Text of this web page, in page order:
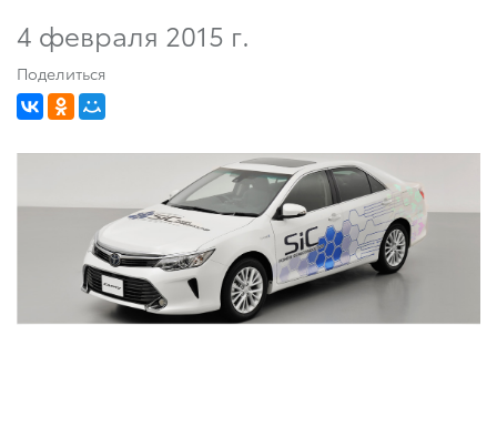
4 февраля 2015 г.
Поделиться